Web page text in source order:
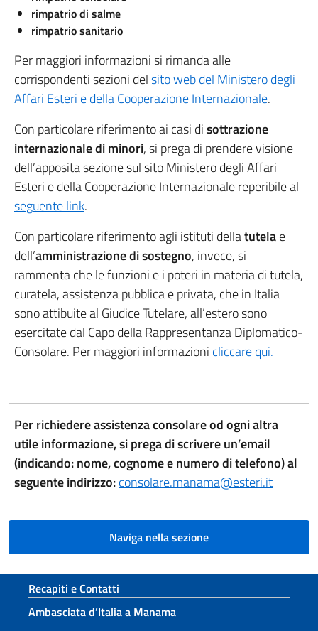
rimpatrio di salme
rimpatrio sanitario
Per maggiori informazioni si rimanda alle
corrispondenti sezioni delsito web del Ministero degli
Affari Esteri e della Cooperazione Internazionale.
Con particolare riferimento ai casi disottrazione
internazionale di minori, si prega di prendere visione
dell’apposita sezione sul sito Ministero degli Affari
Esteri e della Cooperazione Internazionale reperibile al
seguente link.
Con particolare riferimento agli istituti dellatutelae
dell’amministrazione di sostegno, invece, si
rammenta che le funzioni e i poteri in materia di tutela,
curatela, assistenza pubblica e privata, che in Italia
sono attibuite al Giudice Tutelare, all’estero sono
esercitate dal Capo della Rappresentanza Diplomatico-
Consolare. Per maggiori informazioni cliccare qui.
Per richiedere assistenza consolare od ogni altra
utile informazione, si prega di scrivere un’email
(indicando: nome, cognome e numero di telefono) al
seguente indirizzo:consolare.manama@esteri.it
Naviga nella sezione
Sezione footer
Recapiti e Contatti
Ambasciata d’Italia a Manama